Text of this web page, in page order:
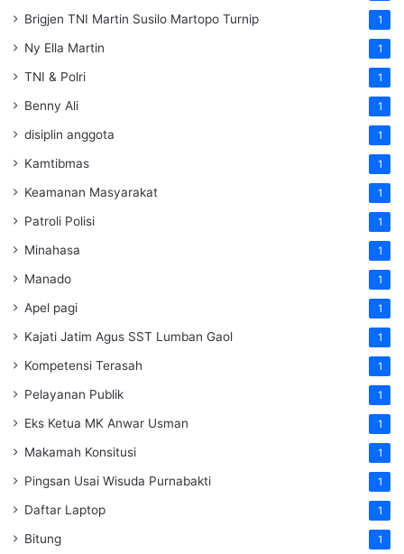
Brigjen TNI Martin Susilo Martopo Turnip 1
Ny Ella Martin 1
TNI & Polri 1
Benny Ali 1
disiplin anggota 1
Kamtibmas 1
Keamanan Masyarakat 1
Patroli Polisi 1
Minahasa 1
Manado 1
Apel pagi 1
Kajati Jatim Agus SST Lumban Gaol 1
Kompetensi Terasah 1
Pelayanan Publik 1
Eks Ketua MK Anwar Usman 1
Makamah Konsitusi 1
Pingsan Usai Wisuda Purnabakti 1
Daftar Laptop 1
Bitung 1